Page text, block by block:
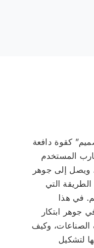
كقوة دافعة
المستخدم
ويصل إلى جوهر
التي
في هذا
جوهر ابتكار
الصناعات، وكيف
لتشكيل